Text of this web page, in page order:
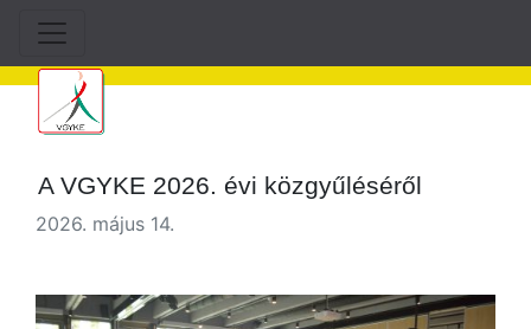
A VGYKE 2026. évi közgyűléséről
2026. május 14.